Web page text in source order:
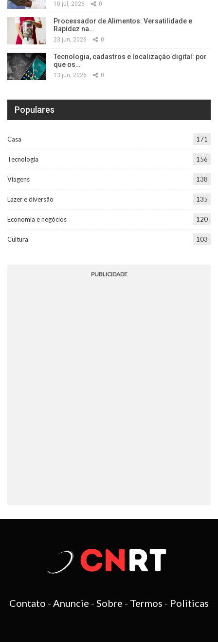
10 jul, 2026 0
Processador de Alimentos: Versatilidade e
Rapidez na…
23 jun, 2026 0
Tecnologia, cadastros e localização digital: por
que os…
13 jun, 2026 0
Populares
Casa 171
Tecnologia 156
Viagens 138
Lazer e diversão 135
Economia e negócios 120
Cultura 103
PUBLICIDADE
Contato - Anuncie - Sobre - Termos - Politicas